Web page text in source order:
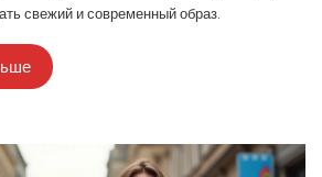
свежий и современный образ.